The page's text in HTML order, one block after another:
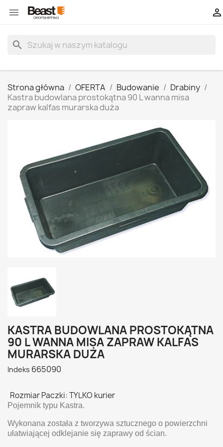
 
search
Strona główna OFERTA Budowanie
Drabiny
Kastra budowlana prostokątna 90 L wanna misa
zapraw kalfas murarska duża
KASTRA BUDOWLANA PROSTOKĄTNA
90 L WANNA MISA ZAPRAW KALFAS
MURARSKA DUŻA
Indeks 665090
Rozmiar Paczki: TYLKO kurier
Pojemnik typu Kastra.
Wykonana została z tworzywa sztucznego o powierzchni
ułatwiającej odklejanie się zaprawy od ścian.